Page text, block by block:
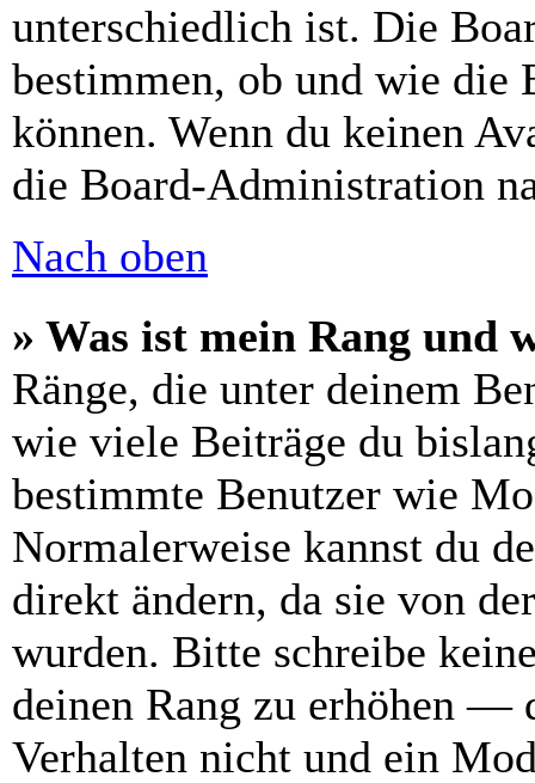
unterschiedlich ist. Die
bestimmen, ob und wie die
können. Wenn du keinen
die Board-Administration
Nach oben
» Was ist mein Rang und
Ränge, die unter deinem
wie viele Beiträge du
bestimmte Benutzer wie
Normalerweise kannst du
direkt ändern, da sie von
wurden. Bitte schreibe
deinen Rang zu erhöhen —
Verhalten nicht und ein